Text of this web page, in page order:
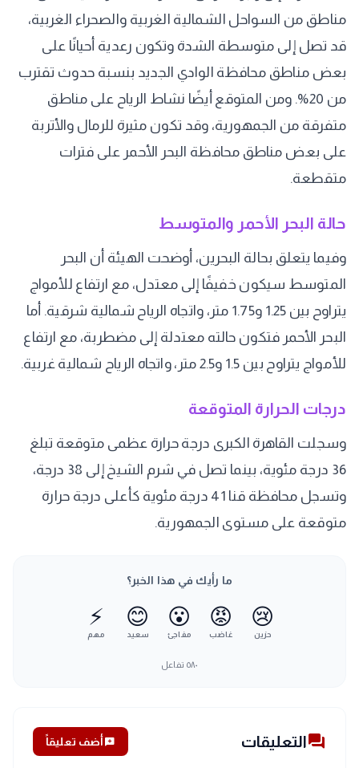
مناطق من السواحل الشمالية الغربية والصحراء الغربية،
قد تصل إلى متوسطة الشدة وتكون رعدية أحيانًا على
بعض مناطق محافظة الوادي الجديد بنسبة حدوث تقترب
من 20%. ومن المتوقع أيضًا نشاط الرياح على مناطق
متفرقة من الجمهورية، وقد تكون مثيرة للرمال والأتربة
على بعض مناطق محافظة البحر الأحمر على فترات
متقطعة.
حالة البحر الأحمر والمتوسط
وفيما يتعلق بحالة البحرين، أوضحت الهيئة أن البحر
المتوسط سيكون خفيفًا إلى معتدل، مع ارتفاع للأمواج
يتراوح بين 1.25 و1.75 متر، واتجاه الرياح شمالية شرقية. أما
البحر الأحمر فتكون حالته معتدلة إلى مضطربة، مع ارتفاع
للأمواج يتراوح بين 1.5 و2.5 متر، واتجاه الرياح شمالية غربية.
درجات الحرارة المتوقعة
وسجلت القاهرة الكبرى درجة حرارة عظمى متوقعة تبلغ
36 درجة مئوية، بينما تصل في شرم الشيخ إلى 38 درجة،
وتسجل محافظة قنا 41 درجة مئوية كأعلى درجة حرارة
متوقعة على مستوى الجمهورية.
ما رأيك في هذا الخبر؟
😢
حزين
😡
غاضب
😮
مفاجئ
😊
سعيد
⚡
مهم
٥٨٠ تفاعل
forumالتعليقات add_commentأضف تعليقاً